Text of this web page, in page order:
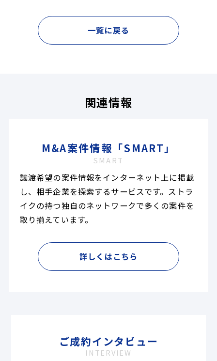
一覧に戻る
関連情報
M&A案件情報「SMART」
SMART
譲渡希望の案件情報をインターネット上に掲載
し、相手企業を探索するサービスです。ストラ
イクの持つ独自のネットワークで多くの案件を
取り揃えています。
詳しくはこちら
ご成約インタビュー
INTERVIEW